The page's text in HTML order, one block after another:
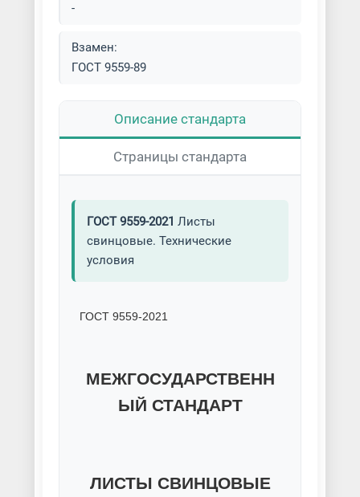
-
Взамен:
ГОСТ 9559-89
Описание стандарта
Страницы стандарта
ГОСТ 9559-2021 Листы
свинцовые. Технические
условия